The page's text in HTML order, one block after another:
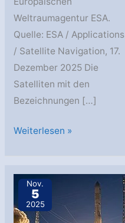
Weltraumagentur ESA.
Quelle: ESA / Applications
/ Satellite Navigation, 17.
Dezember 2025 Die
Satelliten mit den
Bezeichnungen […]
Galileos
mit
Ariane
6
Weiterlesen »
Nov.
5
2025